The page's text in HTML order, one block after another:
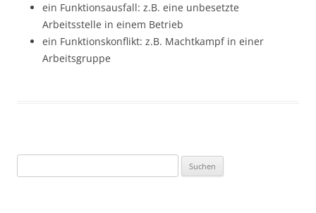
ein Funktionsausfall: z.B. eine unbesetzte
Arbeitsstelle in einem Betrieb
ein Funktionskonflikt: z.B. Machtkampf in einer
Arbeitsgruppe
nach: